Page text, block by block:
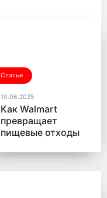
Статьи
10.06.2025
Как Walmart
превращает
пищевые отходы